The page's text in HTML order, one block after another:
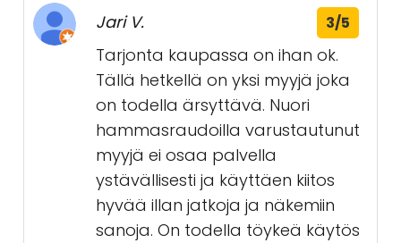
Jari V. 3/5
Tarjonta kaupassa on ihan ok.
Tällä hetkellä on yksi myyjä joka
on todella ärsyttävä. Nuori
hammasraudoilla varustautunut
myyjä ei osaa palvella
ystävällisesti ja käyttäen kiitos
hyvää illan jatkoja ja näkemiin
sanoja. On todella töykeä käytös